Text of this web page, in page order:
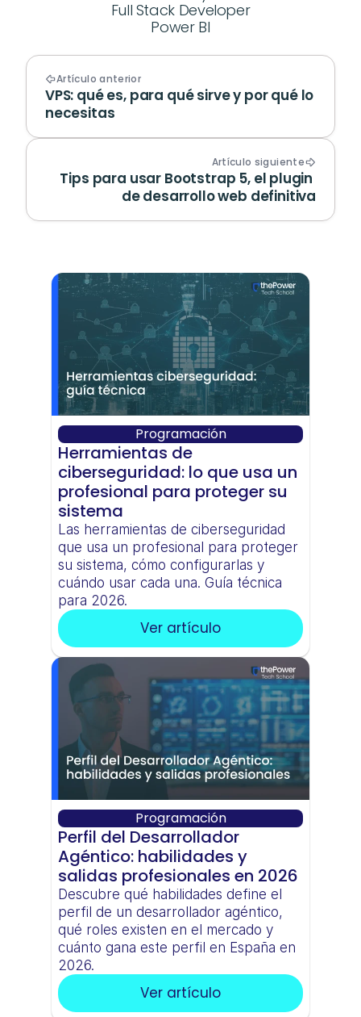
Full Stack Developer
Power BI
Artículo anterior
VPS: qué es, para qué sirve y por qué lo
necesitas
Artículo siguiente
Tips para usar Bootstrap 5, el plugin
de desarrollo web definitiva
Programación
Herramientas de
ciberseguridad: lo que usa un
profesional para proteger su
sistema
Las herramientas de ciberseguridad
que usa un profesional para proteger
su sistema, cómo configurarlas y
cuándo usar cada una. Guía técnica
para 2026.
Ver artículo
Programación
Perfil del Desarrollador
Agéntico: habilidades y
salidas profesionales en 2026
Descubre qué habilidades define el
perfil de un desarrollador agéntico,
qué roles existen en el mercado y
cuánto gana este perfil en España en
2026.
Ver artículo